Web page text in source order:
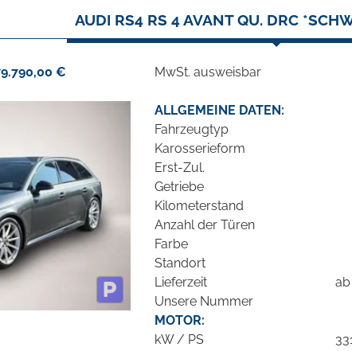
AUDI RS4 RS 4 AVANT QU. DRC
€ MwSt. ausweisbar
ALLGEMEINE DATEN:
Fahrzeugtyp
Karosserieform
Erst-Zul.
Getriebe
Kilometerstand
Anzahl der Türen
Farbe
Standort
Lieferzeit
ab
Unsere Nummer
MOTOR:
kW / PS